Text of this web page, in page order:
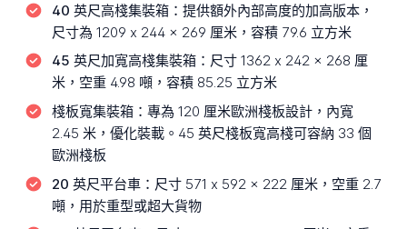
40 英尺高棧集裝箱： 提供額外內部高度的加高版本，
尺寸為 1209 x 244 x 269 厘米，容積 79.6 立方米
45 英尺加寬高棧集裝箱： 尺寸 1362 x 242 x 268 厘
米，空重 4.98 噸，容積 85.25 立方米
棧板寬集裝箱： 專為 120 厘米歐洲棧板設計，內寬
2.45 米，優化裝載。45 英尺棧板寬高棧可容納 33 個
歐洲棧板
20 英尺平台車： 尺寸 571 x 592 x 222 厘米，空重 2.7
噸，用於重型或超大貨物